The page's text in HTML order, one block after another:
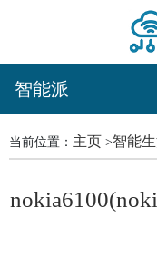
智能派
当前位置： 主页 >智能